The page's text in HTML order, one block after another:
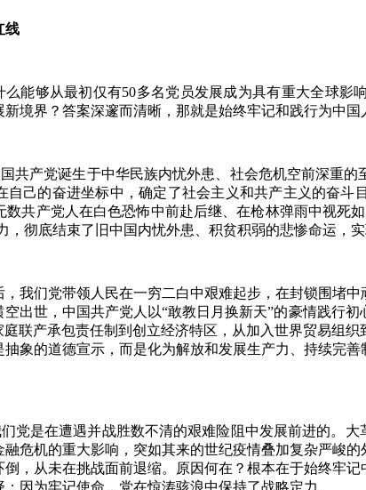
线
够从最初仅有50多名党员发展成为具有重大全球影
境界？答案深邃而清晰，那就是始终牢记和践行为中国
产党诞生于中华民族内忧外患、社会危机空前深重的
己的奋进坐标中，确定了社会主义和共产主义的奋
共产党人在白色恐怖中前赴后继、在枪林弹雨中视死
彻底结束了旧中国内忧外患、积贫积弱的悲惨命运，
们党带领人民在一穷二白中艰难起步，在封锁围堵中
出世，中国共产党人以“敢教日月换新天”的豪情践行
联产承包责任制到创立经济特区，从加入世界贸易组
象的道德宣示，而是化为解放和发展生产力、持续完
是在遭遇并战胜数不清的艰难险阻中发展前进的。大
危机的重大影响，突如其来的世纪疫情叠加复杂严
，从未在挑战面前退缩。原因何在？根本在于始终牢
因为牢记使命，党在惊涛骇浪中保持了战略定力。